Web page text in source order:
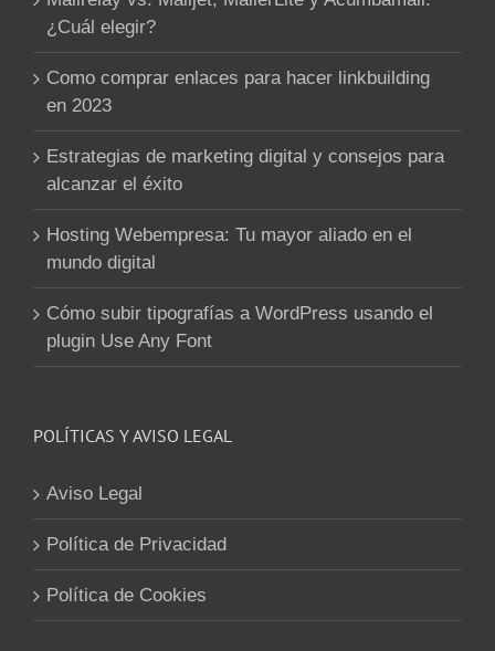
¿Cuál elegir?
Como comprar enlaces para hacer linkbuilding
en 2023
Estrategias de marketing digital y consejos para
alcanzar el éxito
Hosting Webempresa: Tu mayor aliado en el
mundo digital
Cómo subir tipografías a WordPress usando el
plugin Use Any Font
POLÍTICAS Y AVISO LEGAL
Aviso Legal
Política de Privacidad
Política de Cookies